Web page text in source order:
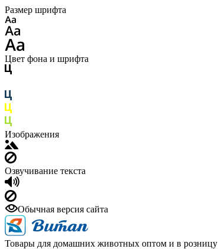
Размер шрифта
Цвет фона и шрифта
Изображения
Озвучивание текста
Обычная версия сайта
Товары для домашних животных оптом и в розницу